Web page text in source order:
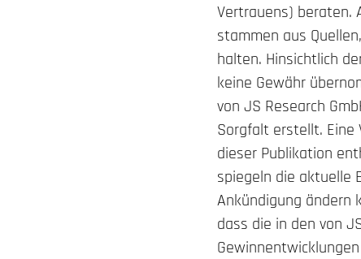
Vertrauens) beraten.
stammen aus
halten. Hinsichtlich
keine Gewähr
von JS Research
Sorgfalt erstellt.
dieser Publikation
spiegeln die aktuelle
Ankündigung ändern
dass die in den von